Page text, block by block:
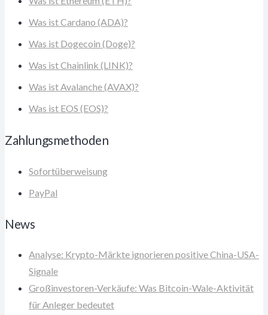
Was ist Cardano (ADA)?
Was ist Dogecoin (Doge)?
Was ist Chainlink (LINK)?
Was ist Avalanche (AVAX)?
Was ist EOS (EOS)?
Zahlungsmethoden
Sofortüberweisung
PayPal
News
Analyse: Krypto-Märkte ignorieren positive China-USA-
Signale
Großinvestoren-Verkäufe: Was Bitcoin-Wale-Aktivität
für Anleger bedeutet